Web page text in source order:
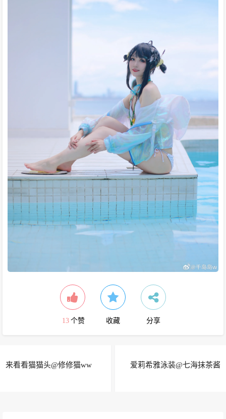
13 个赞 收藏 分享
来看看猫猫头@修修猫ww 爱莉希雅泳装@七海抹茶酱